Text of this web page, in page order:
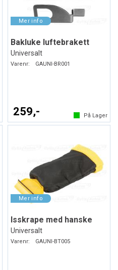
Bakluke luftebrakett
Universalt
Varenr: GAUNI-BR001
259,- På Lager
Isskrape med hanske
Universalt
Varenr: GAUNI-BT005